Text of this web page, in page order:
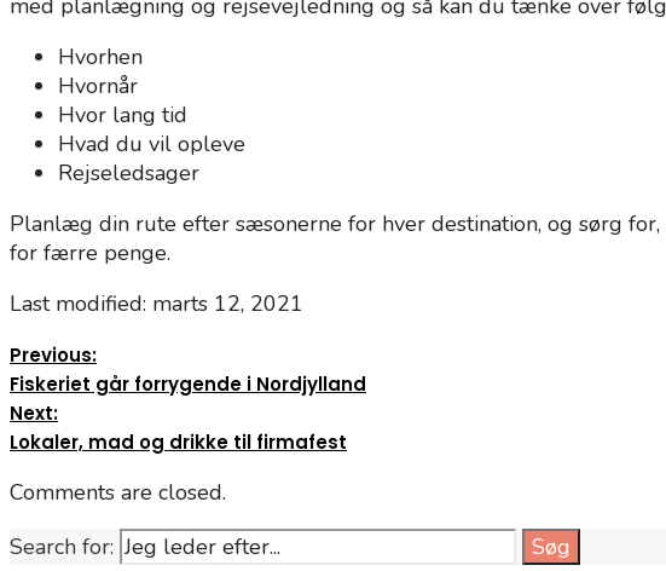
med planlægning og rejsevejledning og så kan du tænke over
Hvorhen
Hvornår
Hvor lang tid
Hvad du vil opleve
Rejseledsager
Planlæg din rute efter sæsonerne for hver destination, og sørg
for færre penge.
Last modified: marts 12, 2021
Previous:
Fiskeriet går forrygende i Nordjylland
Next:
Lokaler, mad og drikke til firmafest
Comments are closed.
Search for:
Søg